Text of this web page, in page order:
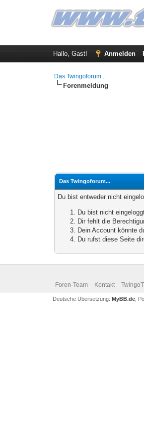
Hallo, Gast! Anmelden
Das Twingoforum...
Forenmeldung
Das Twingoforum...
Du bist entweder nicht
Du bist nicht
Dir fehlt die
Dein Account könnte
Du rufst diese Seite
Foren-Team Kontakt
Deutsche Übersetzung: MyBB.de,